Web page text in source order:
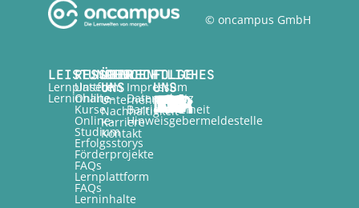
LEISTUNGEN
Lernplattform
Lerninhalte
RESSOURCEN
Unsere
Online-
Kurse
Online-
Studium
Erfolgsstorys
Förderprojekte
FAQs
Lernplattform
FAQs
Lerninhalte
ÜBER
UNS
Unternehmen
Nachhaltigkeit
Karriere
Kontakt
RECHTLICHES
Impressum
Datenschutz
Barrierefreiheit
Hinweisgebermeldestelle
FOLGE
UNS
© oncampus GmbH